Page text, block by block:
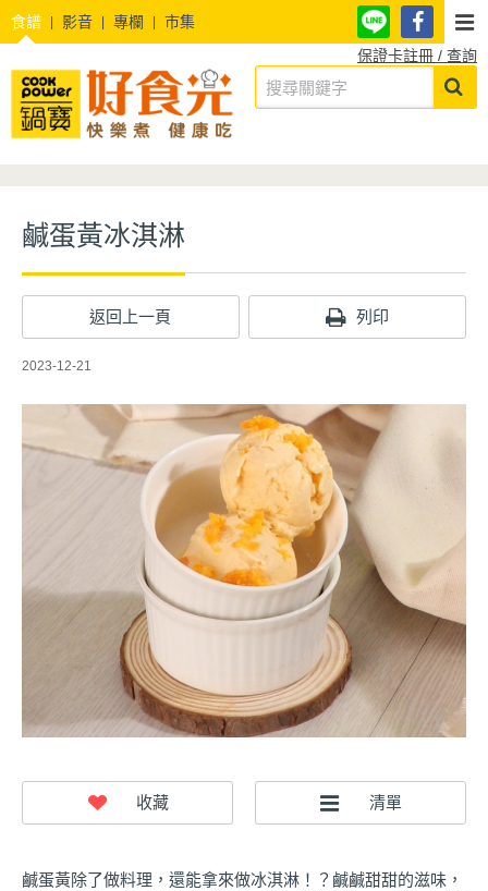
食譜 影音 專欄
市集
保證卡註冊 / 查詢
鹹蛋黃冰淇淋
返回上一頁 列印
2023-12-21
鹹蛋黃除了做料理，還能拿來做冰淇淋！？鹹鹹甜甜的滋味，